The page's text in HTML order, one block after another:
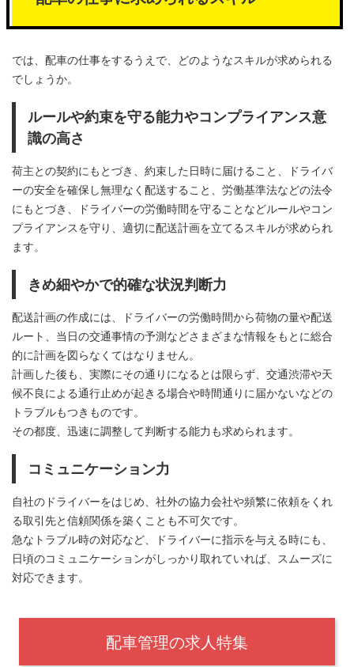
では、配車の仕事をするうえで、どのようなスキルが求められる
でしょうか。
ルールや約束を守る能力やコンプライアンス意
識の高さ
荷主との契約にもとづき、約束した日時に届けること、ドライバ
ーの安全を確保し無理なく配送すること、労働基準法などの法令
にもとづき、ドライバーの労働時間を守ることなどルールやコン
プライアンスを守り、適切に配送計画を立てるスキルが求められ
ます。
きめ細やかで的確な状況判断力
配送計画の作成には、ドライバーの労働時間から荷物の量や配送
ルート、当日の交通事情の予測などさまざまな情報をもとに総合
的に計画を図らなくてはなりません。
計画した後も、実際にその通りになるとは限らず、交通渋滞や天
候不良による通行止めが起きる場合や時間通りに届かないなどの
トラブルもつきものです。
その都度、迅速に調整して判断する能力も求められます。
コミュニケーション力
自社のドライバーをはじめ、社外の協力会社や頻繁に依頼をくれ
る取引先と信頼関係を築くことも不可欠です。
急なトラブル時の対応など、ドライバーに指示を与える時にも、
日頃のコミュニケーションがしっかり取れていれば、スムーズに
対応できます。
配車管理の求人特集